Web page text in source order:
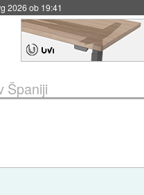
ob 19:41
Španiji